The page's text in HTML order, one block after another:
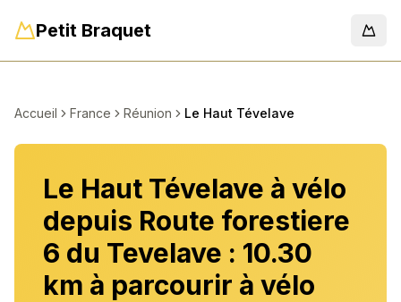
Petit Braquet
Accueil France Réunion Le Haut Tévelave
Le Haut Tévelave à vélo
depuis Route forestiere
6 du Tevelave : 10.30
km à parcourir à vélo